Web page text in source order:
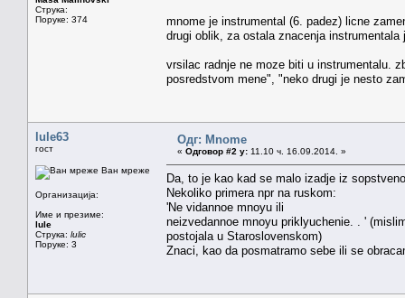
Струка:
Поруке: 374
mnome je instrumental (6. padez) licne
drugi oblik, za ostala znacenja instrumentala
vrsilac radnje ne moze biti u instrumentalu.
posredstvom mene", "neko drugi je nesto
lule63
гост
Ван мреже
Организација:
Име и презиме:
lule
Струка: lulic
Поруке: 3
Одг: Mnome
« Одговор #2 у: 11.10 ч. 16.09.2014. »
Da, to je kao kad se malo izadje iz
Nekoliko primera npr na ruskom:
'Ne vidannoe mnoyu ili
neizvedannoe mnoyu priklyuchenie. . '
postojala u Staroslovenskom)
Znaci, kao da posmatramo sebe ili se